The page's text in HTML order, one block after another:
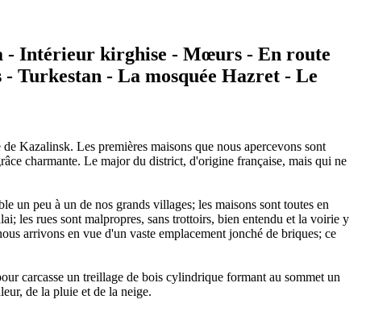
Intérieur kirghise - Mœurs - En route
Turkestan - La mosquée Hazret - Le
Kazalinsk. Les premières maisons que nous apercevons sont
charmante. Le major du district, d'origine française, mais qui ne
peu à un de nos grands villages; les maisons sont toutes en
les rues sont malpropres, sans trottoirs, bien entendu et la voirie y
arrivons en vue d'un vaste emplacement jonché de briques; ce
carcasse un treillage de bois cylindrique formant au sommet un
de la pluie et de la neige.